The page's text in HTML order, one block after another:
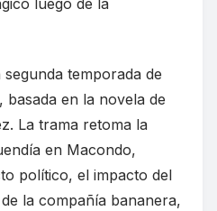
luego de la
temporada de
, basada en la novela de
La trama retoma la
en Macondo,
político, el impacto del
la compañía bananera,